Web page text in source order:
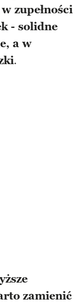
zupełności
- solidne
a w
.
zamienić